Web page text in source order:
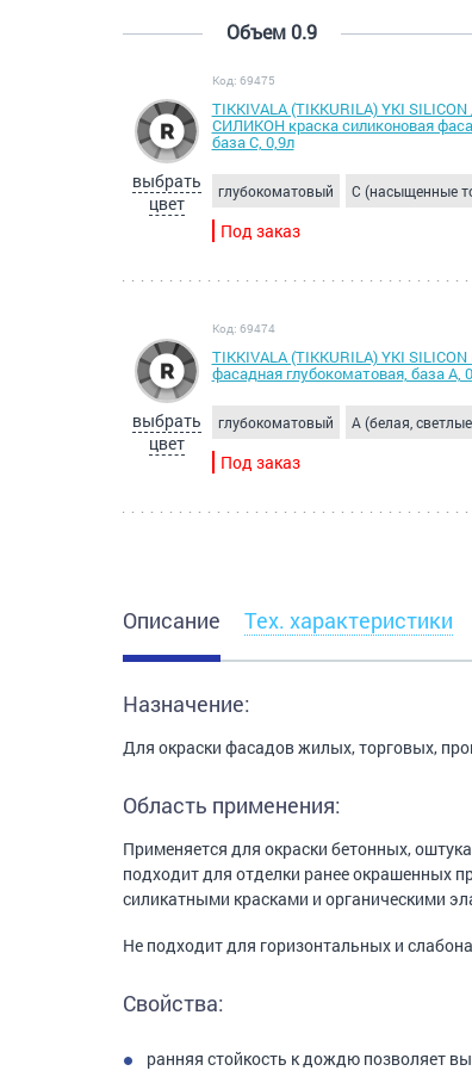
Объем 0.9
выбрать
цвет
Код: 69475
TIKKIVALA (TIKKURILA) YKI
СИЛИКОН краска силиконовая
база C, 0,9л
глубокоматовый C (насыщенные
Под заказ
выбрать
цвет
Код: 69474
TIKKIVALA (TIKKURILA) YKI
фасадная глубокоматовая, база A,
глубокоматовый A (белая,
Под заказ
Описание Тех. характеристики
Назначение:
Для окраски фасадов жилых, торговых,
Область применения:
Применяется для окраски бетонных,
подходит для отделки ранее окрашенных
силикатными красками и органическими
Не подходит для горизонтальных и
Свойства:
ранняя стойкость к дождю позволяет